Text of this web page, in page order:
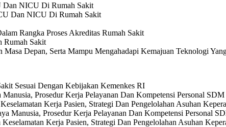
Dan NICU Di Rumah Sakit
Dan NICU Di Rumah Sakit
Rangka Proses Akreditas Rumah Sakit
Rumah Sakit
Depan, Serta Mampu Mengahadapi Kemajuan Teknologi
Sesuai Dengan Kebijakan Kemenkes RI
Prosedur Kerja Pelayanan Dan Kompetensi Personal
Kerja Pasien, Strategi Dan Pengelolahan Asuhan
Manusia, Prosedur Kerja Pelayanan Dan Kompetensi Personal
Kerja Pasien, Strategi Dan Pengelolahan Asuhan